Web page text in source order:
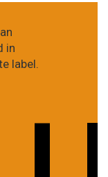
in
label.